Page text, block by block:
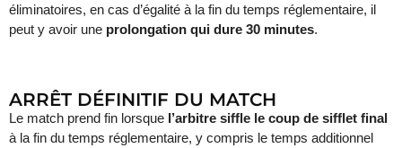
éliminatoires, en cas d’égalité à la fin du temps réglementaire, il
peut y avoir une prolongation qui dure 30 minutes.
ARRÊT DÉFINITIF DU MATCH
Le match prend fin lorsque l’arbitre siffle le coup de sifflet final
à la fin du temps réglementaire, y compris le temps additionnel